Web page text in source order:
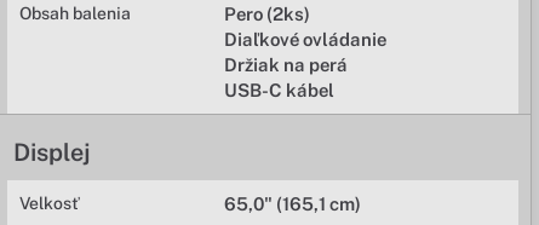
Obsah balenia
Pero (2ks)
Diaľkové ovládanie
Držiak na perá
USB-C kábel
Displej
Velkosť 65,0" (165,1 cm)